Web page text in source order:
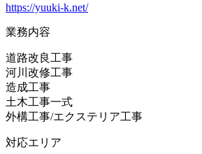
https://yuuki-k.net/
業務内容
道路改良工事
河川改修工事
造成工事
土木工事一式
外構工事/エクステリア工事
対応エリア